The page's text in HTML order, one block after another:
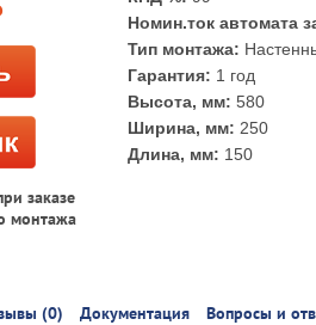
заказе
монтажа
Номин.ток автомата
Тип монтажа:
Гарантия: 1 год
Высота, мм: 580
Ширина, мм: 250
Длина, мм: 150
(0) Документация Вопросы и